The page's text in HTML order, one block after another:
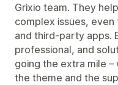
Grixio team. They
complex issues,
and third-party apps.
professional, and
going the extra mile
the theme and the